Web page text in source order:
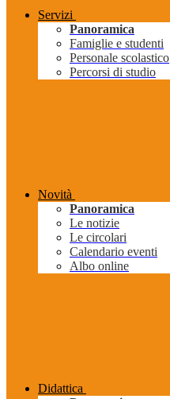
Servizi
Panoramica
Famiglie e studenti
Personale scolastico
Percorsi di studio
Novità
Panoramica
Le notizie
Le circolari
Calendario eventi
Albo online
Didattica